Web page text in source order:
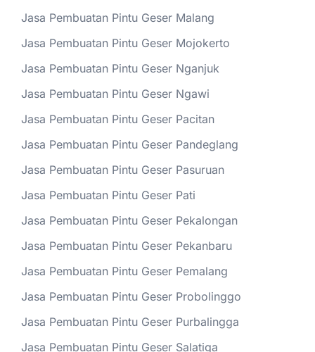
Jasa Pembuatan Pintu Geser Malang
Jasa Pembuatan Pintu Geser Mojokerto
Jasa Pembuatan Pintu Geser Nganjuk
Jasa Pembuatan Pintu Geser Ngawi
Jasa Pembuatan Pintu Geser Pacitan
Jasa Pembuatan Pintu Geser Pandeglang
Jasa Pembuatan Pintu Geser Pasuruan
Jasa Pembuatan Pintu Geser Pati
Jasa Pembuatan Pintu Geser Pekalongan
Jasa Pembuatan Pintu Geser Pekanbaru
Jasa Pembuatan Pintu Geser Pemalang
Jasa Pembuatan Pintu Geser Probolinggo
Jasa Pembuatan Pintu Geser Purbalingga
Jasa Pembuatan Pintu Geser Salatiga